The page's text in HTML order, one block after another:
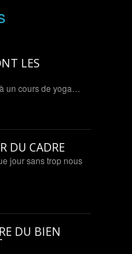
LES
un cours de yoga…
DU CADRE
jour sans trop nous
DU BIEN